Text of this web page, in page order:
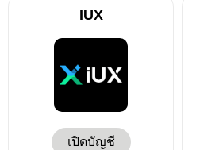
IUX
เปิดบัญชี